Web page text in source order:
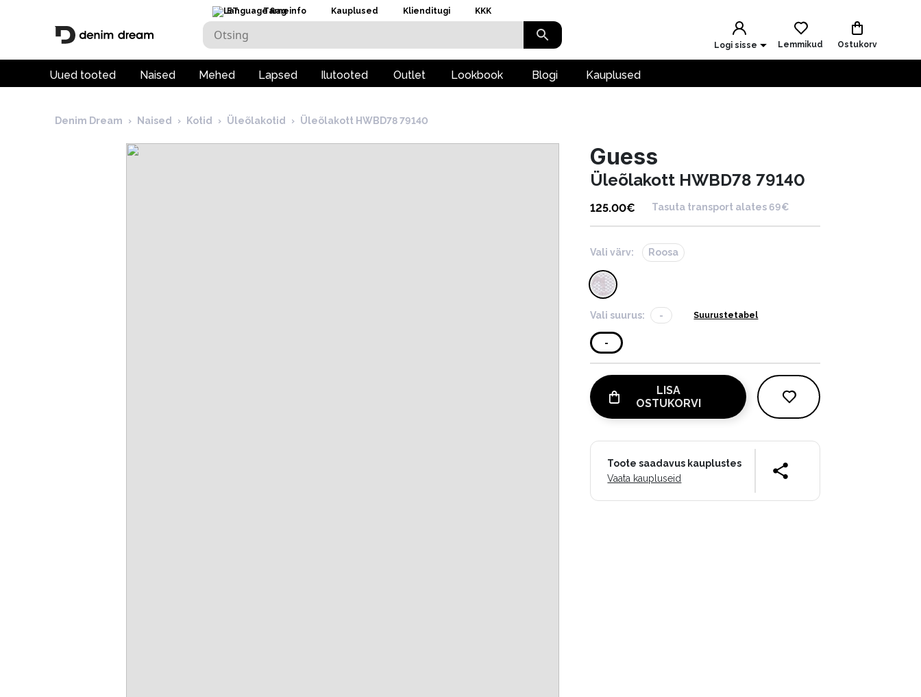
ET Tarneinfo Kauplused Klienditugi KKK
Logi sisse Lemmikud Ostukorv
Uued tooted Naised Mehed Lapsed Ilutooted Outlet Lookbook Blogi Kauplused
Denim Dream › Naised › Kotid › Üleõlakotid › Üleõlakott HWBD78 79140
Guess
Üleõlakott HWBD78 79140
125.00€ Tasuta transport alates 69€
Vali värv: Roosa
Vali suurus: - Suurustetabel
-
LISA
OSTUKORVI
Toote saadavus kauplustes
Vaata kaupluseid